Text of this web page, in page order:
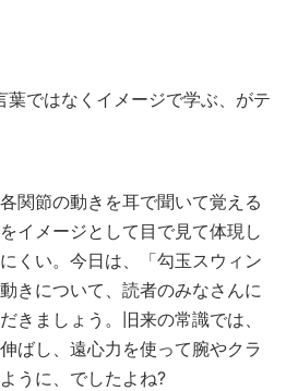
ではなくイメージで学ぶ、がテ
関節の動きを耳で聞いて覚える
イメージとして目で見て体現し
くい。今日は、「勾玉スウィン
きについて、読者のみなさんに
きましょう。旧来の常識では、
ばし、遠心力を使って腕やクラ
うに、でしたよね?